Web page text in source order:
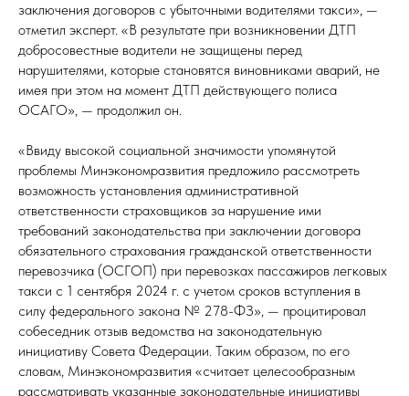
заключения договоров с убыточными водителями такси», —
отметил эксперт. «В результате при возникновении ДТП
добросовестные водители не защищены перед
нарушителями, которые становятся виновниками аварий, не
имея при этом на момент ДТП действующего полиса
ОСАГО», — продолжил он.
«Ввиду высокой социальной значимости упомянутой
проблемы Минэкономразвития предложило рассмотреть
возможность установления административной
ответственности страховщиков за нарушение ими
требований законодательства при заключении договора
обязательного страхования гражданской ответственности
перевозчика (ОСГОП) при перевозках пассажиров легковых
такси с 1 сентября 2024 г. с учетом сроков вступления в
силу федерального закона № 278-ФЗ», — процитировал
собеседник отзыв ведомства на законодательную
инициативу Совета Федерации. Таким образом, по его
словам, Минэкономразвития «считает целесообразным
рассматривать указанные законодательные инициативы